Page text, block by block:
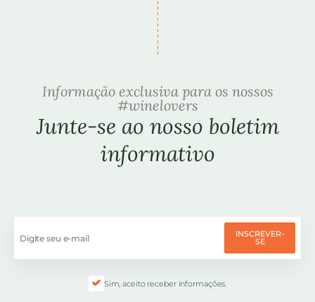
Informação exclusiva para os nossos
#winelovers
Junte-se ao nosso boletim
informativo
INSCREVER-
SE
Sim, aceito receber informações.